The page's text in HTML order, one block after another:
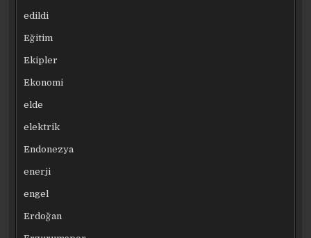
edildi
Eğitim
Ekipler
Ekonomi
elde
elektrik
Endonezya
enerji
engel
Erdoğan